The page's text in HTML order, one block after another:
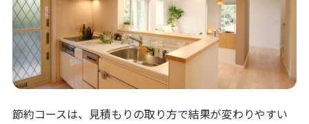
節約コースは、見積もりの取り方で結果が変わりやすい